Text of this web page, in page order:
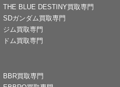
THE BLUE DESTINY買取専門
SDガンダム買取専門
ジム買取専門
ドム買取専門
BBR買取専門